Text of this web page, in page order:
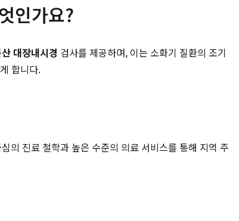
인가요?
대장내시경 검사를 제공하며, 이는 소화기 질환의 조기
합니다.
의 진료 철학과 높은 수준의 의료 서비스를 통해 지역 주